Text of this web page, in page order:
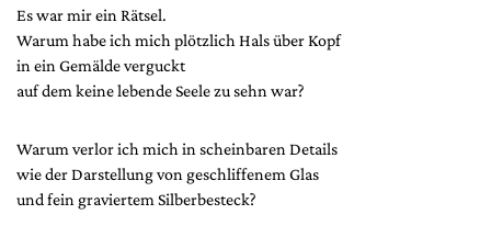
Es war mir ein Rätsel.
Warum habe ich mich plötzlich Hals über Kopf
in ein Gemälde verguckt
auf dem keine lebende Seele zu sehn war?
Warum verlor ich mich in scheinbaren Details
wie der Darstellung von geschliffenem Glas
und fein graviertem Silberbesteck?